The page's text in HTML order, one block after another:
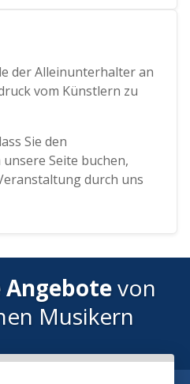
der Alleinunterhalter an
vom Künstlern zu
Sie den
Seite buchen,
durch uns
Angebotevon
Musikern